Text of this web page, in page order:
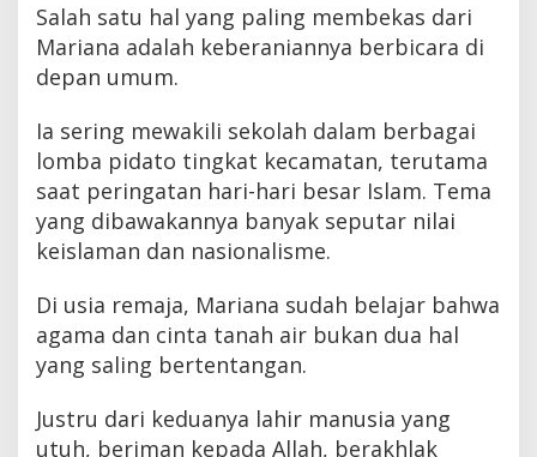
Salah satu hal yang paling membekas dari
Mariana adalah keberaniannya berbicara di
depan umum.
Ia sering mewakili sekolah dalam berbagai
lomba pidato tingkat kecamatan, terutama
saat peringatan hari-hari besar Islam. Tema
yang dibawakannya banyak seputar nilai
keislaman dan nasionalisme.
Di usia remaja, Mariana sudah belajar bahwa
agama dan cinta tanah air bukan dua hal
yang saling bertentangan.
Justru dari keduanya lahir manusia yang
utuh, beriman kepada Allah, berakhlak